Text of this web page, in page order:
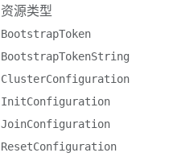
资源类型
BootstrapToken
BootstrapTokenString
ClusterConfiguration
InitConfiguration
JoinConfiguration
ResetConfiguration